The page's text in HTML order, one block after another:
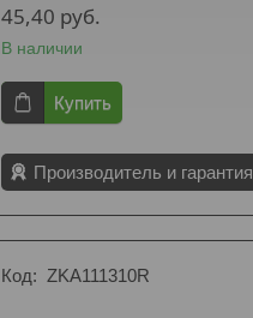
45,40 руб.
В наличии
Купить
Производитель и гарантия
ZKA111310R